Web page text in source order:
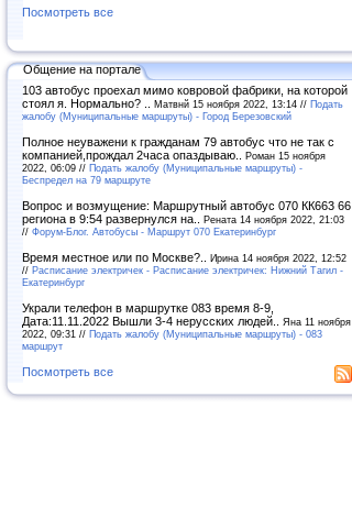
Посмотреть все
Общение на портале
103 автобус проехал мимо ковровой фабрики, на которой
стоял я. Нормально? .. Матвнй 15 ноября 2022, 13:14 // Подать
жалобу (Муниципальные маршруты) - Город Березовский
Полное неуважени к гражданам 79 автобус что не так с
компанией,прождал 2часа опаздываю.. Роман 15 ноября
2022, 06:09 // Подать жалобу (Муниципальные маршруты) -
Беспредел на 79 маршруте
Вопрос и возмущение: Маршрутный автобус 070 КК663 66
региона в 9:54 развернулся на.. Рената 14 ноября 2022, 21:03
// Форум-Блог. Автобусы - Маршрут 070 Екатеринбург
Время местное или по Москве?.. Ирина 14 ноября 2022, 12:52
// Расписание электричек - Расписание электричек: Нижний Тагил -
Екатеринбург
Украли телефон в маршрутке 083 время 8-9,
Дата:11.11.2022 Вышли 3-4 нерусских людей.. Яна 11 ноября
2022, 09:31 // Подать жалобу (Муниципальные маршруты) - 083
маршрут
Посмотреть все